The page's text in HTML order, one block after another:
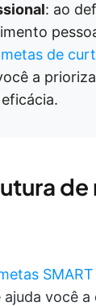
: ao
metas de
a
SMART
ajuda você